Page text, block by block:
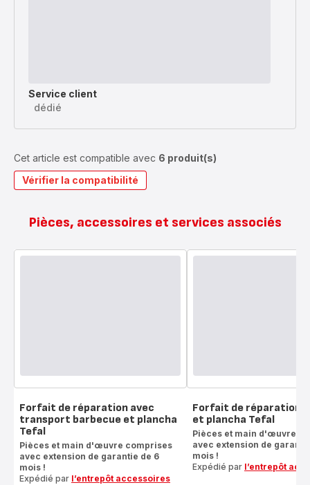
Service client
dédié
Cet article est compatible avec 6 produit(s)
Vérifier la compatibilité
Pièces, accessoires et services associés
Forfait de réparation avec
transport barbecue et plancha
Tefal
Pièces et main d'œuvre comprises
avec extension de garantie de 6
mois !
Expédié par l’entrepôt accessoires
Forfait de réparation
et plancha Tefal
Pièces et main d'œuvre
avec extension de
mois !
Expédié par l’entrepôt